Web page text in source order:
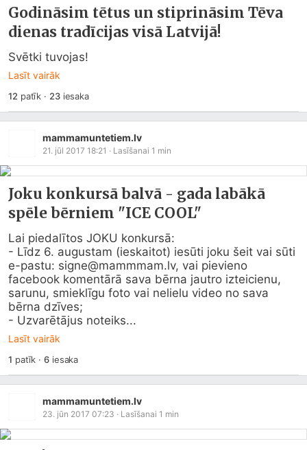
Godināsim tētus un stiprināsim Tēva
dienas tradīcijas visā Latvijā!
Svētki tuvojas!
Lasīt vairāk
12 patīk · 23iesaka
mammamuntetiem.lv
21. jūl 2017 18:21 · Lasīšanai 1 min
Joku konkursā balvā - gada labākā
spēle bērniem "ICE COOL"
Lai piedalītos JOKU konkursā:
- Līdz 6. augustam (ieskaitot) iesūti joku šeit vai sūti
e-pastu: signe@mammmam.lv, vai pievieno
facebook komentārā sava bērna jautro izteicienu,
sarunu, smieklīgu foto vai nelielu video no sava
bērna dzīves;
- Uzvarētājus noteiks...
Lasīt vairāk
1 patīk ·6iesaka
mammamuntetiem.lv
23. jūn 2017 07:23 · Lasīšanai 1 min